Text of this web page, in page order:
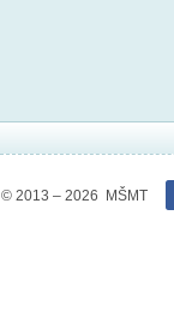
© 2013 – 2026 MŠMT